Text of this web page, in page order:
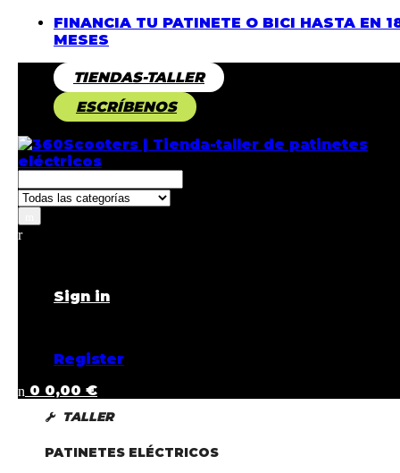
FINANCIA TU PATINETE O BICI HASTA EN
MESES
TIENDAS-TALLER
ESCRÍBENOS
Sign in
Register
0 0,00 €
TALLER
PATINETES ELÉCTRICOS